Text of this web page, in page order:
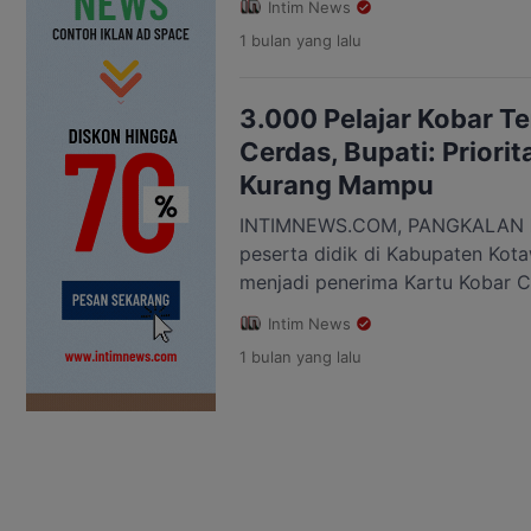
dari Ketua DPRD Kotawaringin
Menurutnya, program tersebut
meringankan beban keluarga
pendidikan. Mulyadin
disampaikan […]
Intim News
1 bulan yang lalu
3.000 Pelajar Kobar
Cerdas, Bupati:
Kurang Mampu
INTIMNEWS.COM,
peserta didik di Kabupaten
menjadi penerima Kartu Kobar
baru 2026. Program yang
Kabupaten Kobar ini
keluarga kurang mampu
Intim News
1 bulan yang lalu